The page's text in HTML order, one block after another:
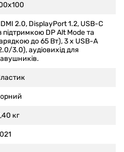
2.0, DisplayPort 1.2, USB-C
підтримкою DP Alt Mode та
до 65 Вт), 3 x USB-A
3.0), аудіовихід для
кг